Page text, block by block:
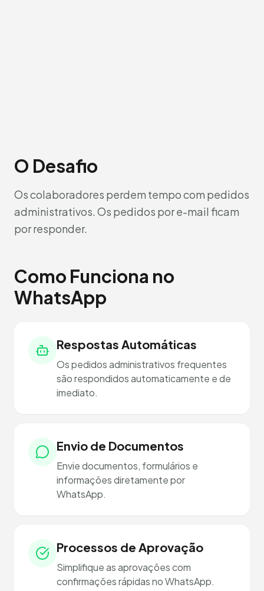
O Desafio
Os colaboradores perdem tempo com pedidos
administrativos. Os pedidos por e-mail ficam
por responder.
Como Funciona no
WhatsApp
Respostas Automáticas
Os pedidos administrativos frequentes
são respondidos automaticamente e de
imediato.
Envio de Documentos
Envie documentos, formulários e
informações diretamente por
WhatsApp.
Processos de Aprovação
Simplifique as aprovações com
confirmações rápidas no WhatsApp.